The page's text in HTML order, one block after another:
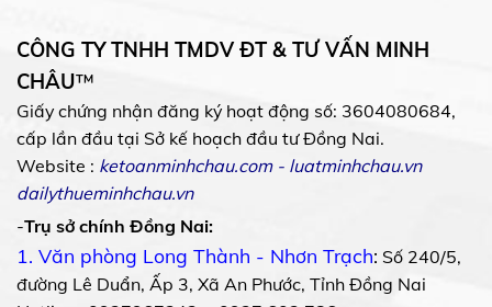
CÔNG TY TNHH TMDV ĐT & TƯ VẤN MINH
CHÂU™
Giấy chứng nhận đăng ký hoạt động số: 3604080684,
cấp lần đầu tại Sở kế hoạch đầu tư Đồng Nai.
Website : ketoanminhchau.com- luatminhchau.vn
dailythueminhchau.vn
-Trụ sở chính Đồng Nai:
1. Văn phòng Long Thành - Nhơn Trạch: Số 240/5,
đường Lê Duẩn, Ấp 3, Xã An Phước, Tỉnh Đồng Nai